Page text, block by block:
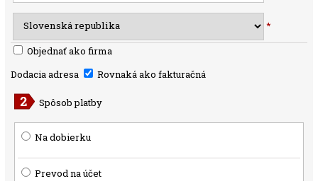
*
Objednať ako firma
Dodacia adresa
Rovnaká ako fakturačná
Spôsob platby
Na dobierku
Prevod na účet